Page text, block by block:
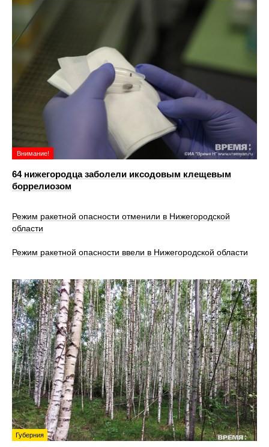
Внимание!
64 нижегородца заболели иксодовым клещевым
боррелиозом
Режим ракетной опасности отменили в Нижегородской
области
Режим ракетной опасности ввели в Нижегородской области
Губерния